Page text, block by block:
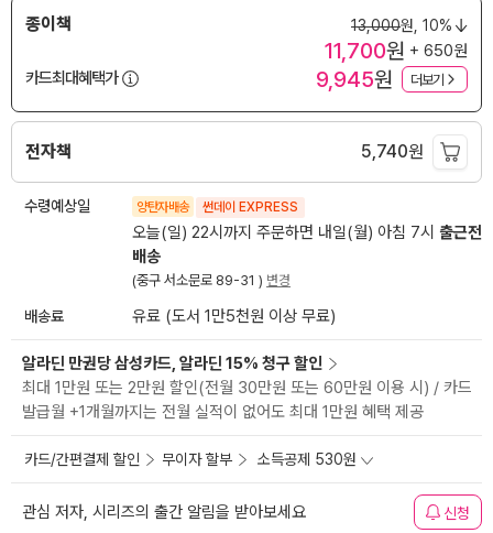
종이책 13,000원, 10%
11,700원 + 650원
카드최대혜택가
9,945원 더보기
전자책 5,740원
수령예상일 양탄자배송 썬데이 EXPRESS
오늘(일) 22시까지 주문하면 내일(월) 아침 7시 출근전
배송
(중구 서소문로 89-31 ) 변경
배송료 유료 (도서 1만5천원 이상 무료)
알라딘 만권당 삼성카드, 알라딘 15% 청구 할인
최대 1만원 또는 2만원 할인(전월 30만원 또는 60만원 이용 시) / 카드
발급월 +1개월까지는 전월 실적이 없어도 최대 1만원 혜택 제공
카드/간편결제 할인 무이자 할부 소득공제 530원
관심 저자, 시리즈의 출간 알림을 받아보세요 신청